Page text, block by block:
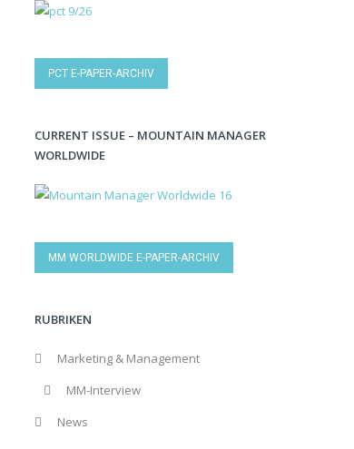
PCT E-PAPER-ARCHIV
CURRENT ISSUE – MOUNTAIN MANAGER
WORLDWIDE
MM WORLDWIDE E-PAPER-ARCHIV
RUBRIKEN
Marketing & Management
MM-Interview
News